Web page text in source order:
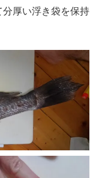
厚い浮き袋を保持